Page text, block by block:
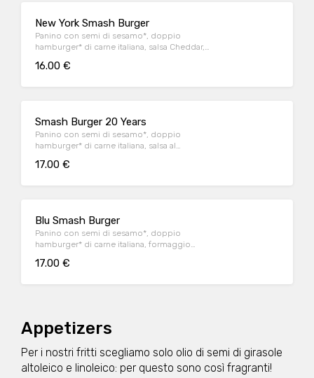
New York Smash Burger
Panino con semi di sesamo*, doppio
hamburger* di carne italiana, salsa Cheddar,
iceberg e cetriolini, accompagnato da
16.00 €
Smash Burger 20 Years
Panino con semi di sesamo*, doppio
hamburger* di carne italiana, salsa al
insalata iceberg, salsa maionese senapata
17.00 €
Blu Smash Burger
Panino con semi di sesamo*, doppio
hamburger* di carne italiana, formaggio
insalata iceberg, servito con patate* Fries e
17.00 €
Appetizers
Per i nostri fritti scegliamo solo olio di semi di girasole
altoleico e linoleico: per questo sono così fragranti!